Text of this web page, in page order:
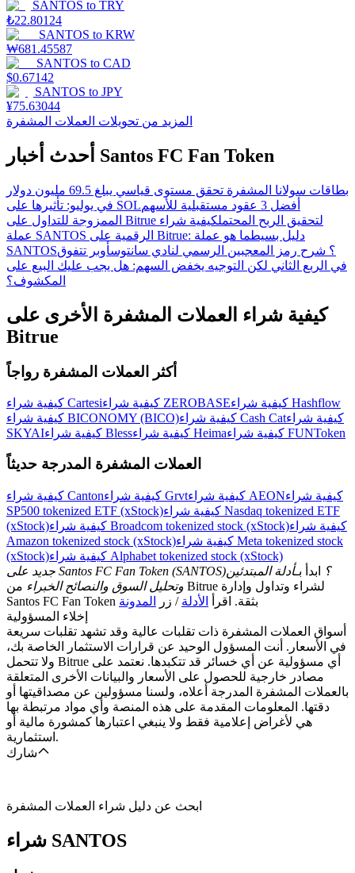
SANTOS to TRY
₺22.80124
SANTOS to KRW
₩681.45587
SANTOS to CAD
$0.67142
SANTOS to JPY
¥75.63044
المزيد من تحويلات العملات المشفرة
أحدث أخبار Santos FC Fan Token
بطاقات سولانا المشفرة تحقق مستوى قياسي يبلغ 69.5 مليون دولار
في يوليو: تأثيرها على SOLأفضل 3 عقود مستقبلية للأسهم
الممزوجة للتداول على Bitrue لتحقيق الربح المحتملكيفية شراء
عملة SANTOS الرقمية على Bitrue: دليل بسيطما هو عملة
SANTOS؟ شرح رمز المعجبين الرسمي لنادي سانتوسأوبر تتفوق
في الربع الثاني لكن التوجيه يخفض السهم: هل يجب عليك البيع على
المكشوف؟
كيفية شراء العملات المشفرة الأخرى على
Bitrue
أكثر العملات المشفرة رواجاً
كيفية شراء Cartesi كيفية شراء ZEROBASE
كيفية شراء Hashflow
كيفية شراء BICONOMY (BICO)
كيفية شراء Cash Catكيفية شراء
SKYAI
كيفية شراء Bless كيفية شراء Heima كيفية شراء FUNToken
العملات المشفرة المدرجة حديثاً
كيفية شراء Canton كيفية شراء Grvt كيفية شراء AEONكيفية شراء
SP500 tokenized ETF (xStock)كيفية شراء Nasdaq tokenized ETF
(xStock)
كيفية شراء Broadcom tokenized stock (xStock)كيفية شراء
Amazon tokenized stock (xStock)كيفية شراء Meta tokenized stock
(xStock)
كيفية شراء Alphabet tokenized stock (xStock)
جديد على Santos FC Fan Token (SANTOS)؟
ابدأ بـأدلة المبتدئين
وتحليل السوق والنصائح الخبراء من Bitrue لشراء وتداول وإدارة
Santos FC Fan Token بثقة. اقرأ
الأدلة / زر
المدونة
إخلاء المسؤولية
أسواق العملات المشفرة ذات تقلبات عالية وقد تشهد تقلبات سريعة
في الأسعار. أنت المسؤول الوحيد عن قرارات الاستثمار الخاصة بك،
ولا تتحمل Bitrue أي مسؤولية عن أي خسائر قد تتكبدها. نعتمد على
مصادر خارجية للحصول على الأسعار والبيانات الأخرى المتعلقة
بالعملات المشفرة المدرجة أعلاه، ولسنا مسؤولين عن مصداقيتها أو
دقتها. المعلومات المقدمة على هذه المنصة وأي مواد مرتبطة بها
هي لأغراض إعلامية فقط ولا ينبغي اعتبارها كمشورة مالية أو
استثمارية.
شارك
ابحث عن دليل شراء العملات المشفرة
شراء SANTOS